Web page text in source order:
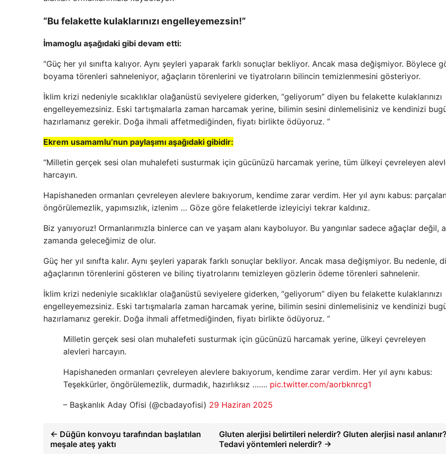
“Bu felakette kulaklarınızı engelleyemezsin!”
İmamoglu aşağıdaki gibi devam etti:
“Güç her yıl sınıfta kalıyor. Aynı şeyleri yaparak farklı sonuçlar bekliyor. Ancak masa değişmiyor. Böylece
boyama törenleri sahneleniyor, ağaçların törenlerini ve tiyatroların bilincin temizlenmesini gösteriyor.
İklim krizi nedeniyle sıcaklıklar olağanüstü seviyelere giderken, “geliyorum” diyen bu felakette kulaklarınızı
engelleyemezsiniz. Eski tartışmalarla zaman harcamak yerine, bilimin sesini dinlemelisiniz ve kendinizi
hazırlamanız gerekir. Doğa ihmali affetmediğinden, fiyatı birlikte ödüyoruz. “
Ekrem usamamlu’nun paylaşımı aşağıdaki gibidir:
“Milletin gerçek sesi olan muhalefeti susturmak için gücünüzü harcamak yerine, tüm ülkeyi çevreleyen
harcayın.
Hapishaneden ormanları çevreleyen alevlere bakıyorum, kendime zarar verdim. Her yıl aynı kabus:
öngörülemezlik, yapımsızlık, izlenim … Göze göre felaketlerde izleyiciyi tekrar kaldınız.
Biz yanıyoruz! Ormanlarımızla binlerce can ve yaşam alanı kayboluyor. Bu yangınlar sadece ağaçlar değil,
zamanda geleceğimiz de olur.
Güç her yıl sınıfta kalır. Aynı şeyleri yaparak farklı sonuçlar bekliyor. Ancak masa değişmiyor. Bu nedenle,
ağaçlarının törenlerini gösteren ve bilinç tiyatrolarını temizleyen gözlerin ödeme törenleri sahnelenir.
İklim krizi nedeniyle sıcaklıklar olağanüstü seviyelere giderken, “geliyorum” diyen bu felakette kulaklarınızı
engelleyemezsiniz. Eski tartışmalarla zaman harcamak yerine, bilimin sesini dinlemelisiniz ve kendinizi
hazırlamanız gerekir. Doğa ihmali affetmediğinden, fiyatı birlikte ödüyoruz. “
Milletin gerçek sesi olan muhalefeti susturmak için gücünüzü harcamak yerine, ülkeyi çevreleyen
alevleri harcayın.
Hapishaneden ormanları çevreleyen alevlere bakıyorum, kendime zarar verdim. Her yıl aynı kabus:
Teşekkürler, öngörülemezlik, durmadık, hazırlıksız ……. pic.twitter.com/aorbknrcg1
– Başkanlık Aday Ofisi (@cbadayofisi) 29 Haziran 2025
← Düğün konvoyu tarafından başlatılan
meşale ateş yaktı
Gluten alerjisi belirtileri nelerdir? Gluten alerjisi nasıl anlanır?
Tedavi yöntemleri nelerdir? →